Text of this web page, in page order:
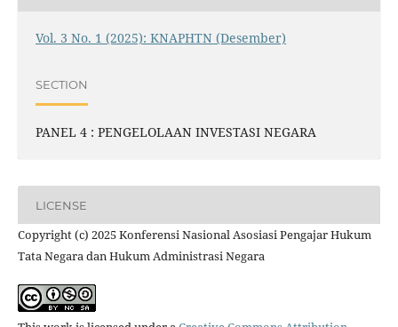
Vol. 3 No. 1 (2025): KNAPHTN (Desember)
SECTION
PANEL 4 : PENGELOLAAN INVESTASI NEGARA
LICENSE
Copyright (c) 2025 Konferensi Nasional Asosiasi Pengajar Hukum
Tata Negara dan Hukum Administrasi Negara